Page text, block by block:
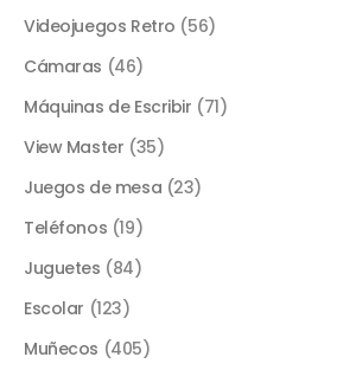
Videojuegos Retro (56)
Cámaras (46)
Máquinas de Escribir (71)
View Master (35)
Juegos de mesa (23)
Teléfonos (19)
Juguetes (84)
Escolar (123)
Muñecos (405)